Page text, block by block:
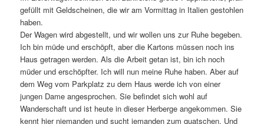
gefüllt mit Geldscheinen, die wir am Vormittag in Italien gestohlen
haben.
Der Wagen wird abgestellt, und wir wollen uns zur Ruhe begeben.
Ich bin müde und erschöpft, aber die Kartons müssen noch ins
Haus getragen werden. Als die Arbeit getan ist, bin ich noch
müder und erschöpfter. Ich will nun meine Ruhe haben. Aber auf
dem Weg vom Parkplatz zu dem Haus werde ich von einer
jungen Dame angesprochen. Sie befindet sich wohl auf
Wanderschaft und ist heute in dieser Herberge angekommen. Sie
kennt hier niemanden und sucht jemanden zum quatschen. Und